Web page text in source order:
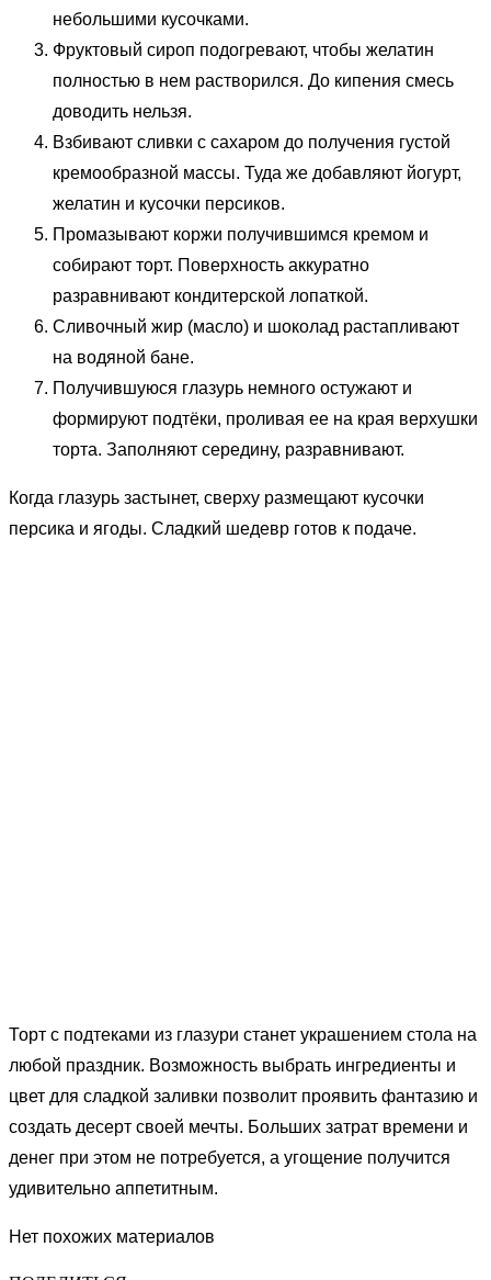
небольшими кусочками.
Фруктовый сироп подогревают, чтобы желатин
полностью в нем растворился. До кипения смесь
доводить нельзя.
Взбивают сливки с сахаром до получения густой
кремообразной массы. Туда же добавляют йогурт,
желатин и кусочки персиков.
Промазывают коржи получившимся кремом и
собирают торт. Поверхность аккуратно
разравнивают кондитерской лопаткой.
Сливочный жир (масло) и шоколад растапливают
на водяной бане.
Получившуюся глазурь немного остужают и
формируют подтёки, проливая ее на края верхушки
торта. Заполняют середину, разравнивают.
Когда глазурь застынет, сверху размещают кусочки
персика и ягоды. Сладкий шедевр готов к подаче.
Торт с подтеками из глазури станет украшением стола на
любой праздник. Возможность выбрать ингредиенты и
цвет для сладкой заливки позволит проявить фантазию и
создать десерт своей мечты. Больших затрат времени и
денег при этом не потребуется, а угощение получится
удивительно аппетитным.
Нет похожих материалов